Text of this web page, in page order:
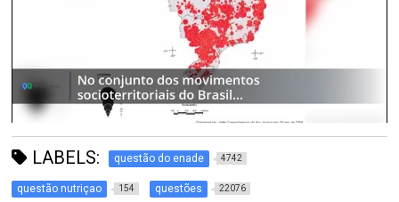
LABELS: questão do enade 4742
questão nutriçao 154 questões 22076